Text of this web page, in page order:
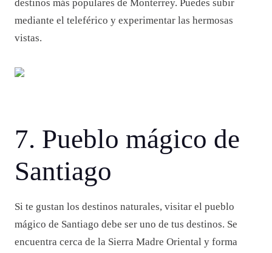
destinos más populares de Monterrey. Puedes subir
mediante el teleférico y experimentar las hermosas
vistas.
7. Pueblo mágico de
Santiago
Si te gustan los destinos naturales, visitar el pueblo
mágico de Santiago debe ser uno de tus destinos. Se
encuentra cerca de la Sierra Madre Oriental y forma